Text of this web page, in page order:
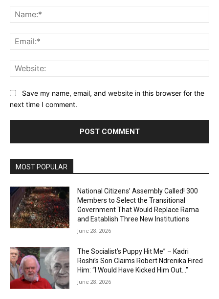
Save my name, email, and website in this browser for the
next time I comment.
MOST POPULAR
National Citizens’ Assembly Called! 300
Members to Select the Transitional
Government That Would Replace Rama
and Establish Three New Institutions
June 28, 2026
The Socialist’s Puppy Hit Me” – Kadri
Roshi’s Son Claims Robert Ndrenika Fired
Him: “I Would Have Kicked Him Out…”
June 28, 2026